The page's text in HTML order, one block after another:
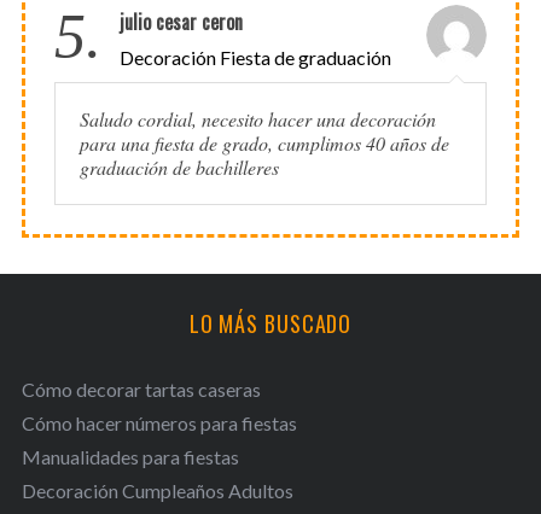
5. julio cesar ceron
Decoración Fiesta de graduación
Saludo cordial, necesito hacer una decoración
para una fiesta de grado, cumplimos 40 años de
graduación de bachilleres
LO MÁS BUSCADO
Cómo decorar tartas caseras
Cómo hacer números para fiestas
Manualidades para fiestas
Decoración Cumpleaños Adultos